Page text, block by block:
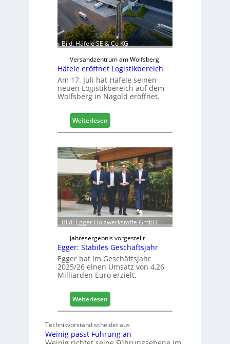
e
n
b
a
u
d
i
g
i
t
i
i
e
r
t
s
c
h
Bild: Häfele SE & Co KG
Versandzentrum am Wolfsberg
Häfele eröffnet Logistikbereich
Am 17. Juli hat Häfele seinen
neuen Logistikbereich auf dem
Wolfsberg in Nagold eröffnet.
Weiterlesen:
H
f
e
l
e
e
r
ö
f
f
n
e
t
L
o
s
i
k
Bild: Egger Holzwerkstoffe GmbH
Jahresergebnis vorgestellt
Egger: Stabiles Geschäftsjahr
Egger hat im Geschäftsjahr
2025/26 einen Umsatz von 4,26
Milliarden Euro erzielt.
Weiterlesen:
E
g
e
Technikvorstand scheidet aus
Weinig passt Führung an